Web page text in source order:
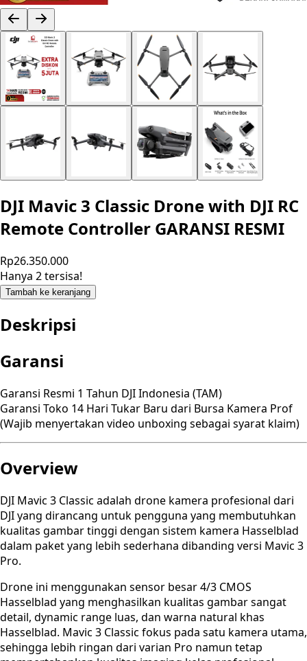
DJI Mavic 3 Classic Drone with DJI RC
Remote Controller GARANSI RESMI
Rp26.350.000
Hanya 2 tersisa!
Tambah ke keranjang
Deskripsi
Garansi
Garansi Resmi 1 Tahun DJI Indonesia (TAM)
Garansi Toko 14 Hari Tukar Baru dari Bursa Kamera Prof
(Wajib menyertakan video unboxing sebagai syarat klaim)
Overview
DJI Mavic 3 Classic adalah drone kamera profesional dari
DJI yang dirancang untuk pengguna yang membutuhkan
kualitas gambar tinggi dengan sistem kamera Hasselblad
dalam paket yang lebih sederhana dibanding versi Mavic 3
Pro.
Drone ini menggunakan sensor besar 4/3 CMOS
Hasselblad yang menghasilkan kualitas gambar sangat
detail, dynamic range luas, dan warna natural khas
Hasselblad. Mavic 3 Classic fokus pada satu kamera utama,
sehingga lebih ringan dari varian Pro namun tetap